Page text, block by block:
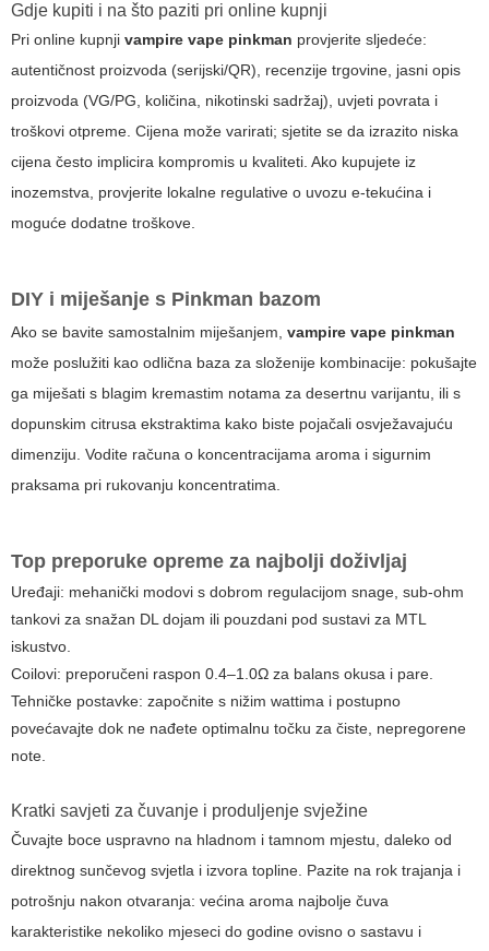
Gdje kupiti i na što paziti pri online kupnji
Pri online kupnji vampire vape pinkman provjerite sljedeće:
autentičnost proizvoda (serijski/QR), recenzije trgovine, jasni opis
proizvoda (VG/PG, količina, nikotinski sadržaj), uvjeti povrata i
troškovi otpreme. Cijena može varirati; sjetite se da izrazito niska
cijena često implicira kompromis u kvaliteti. Ako kupujete iz
inozemstva, provjerite lokalne regulative o uvozu e-tekućina i
moguće dodatne troškove.
DIY i miješanje s Pinkman bazom
Ako se bavite samostalnim miješanjem, vampire vape pinkman
može poslužiti kao odlična baza za složenije kombinacije: pokušajte
ga miješati s blagim kremastim notama za desertnu varijantu, ili s
dopunskim citrusa ekstraktima kako biste pojačali osvježavajuću
dimenziju. Vodite računa o koncentracijama aroma i sigurnim
praksama pri rukovanju koncentratima.
Top preporuke opreme za najbolji doživljaj
Uređaji: mehanički modovi s dobrom regulacijom snage, sub-ohm
tankovi za snažan DL dojam ili pouzdani pod sustavi za MTL
iskustvo.
Coilovi: preporučeni raspon 0.4–1.0Ω za balans okusa i pare.
Tehničke postavke: započnite s nižim wattima i postupno
povećavajte dok ne nađete optimalnu točku za čiste, nepregorene
note.
Kratki savjeti za čuvanje i produljenje svježine
Čuvajte boce uspravno na hladnom i tamnom mjestu, daleko od
direktnog sunčevog svjetla i izvora topline. Pazite na rok trajanja i
potrošnju nakon otvaranja: većina aroma najbolje čuva
karakteristike nekoliko mjeseci do godine ovisno o sastavu i